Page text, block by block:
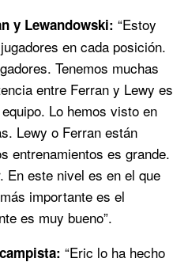
y Lewandowski: “Estoy
en cada posición.
Tenemos muchas
entre Ferran y Lewy es
Lo hemos visto en
Lewy o Ferran están
entrenamientos es grande.
En este nivel es en el que
importante es el
es muy bueno”.
“Eric lo ha hecho